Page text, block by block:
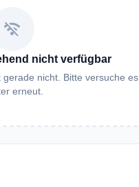
wifi_off
nicht verfügbar
nicht. Bitte versuche es
erneut.